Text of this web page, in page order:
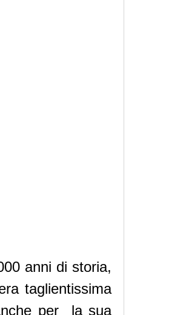
anni di storia,
taglientissima
per la sua